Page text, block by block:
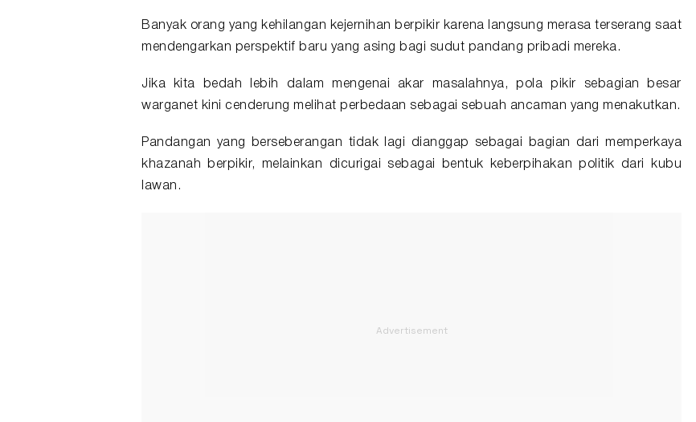
Banyak orang yang kehilangan kejernihan berpikir karena langsung merasa terserang saat
mendengarkan perspektif baru yang asing bagi sudut pandang pribadi mereka.
Jika kita bedah lebih dalam mengenai akar masalahnya, pola pikir sebagian besar
warganet kini cenderung melihat perbedaan sebagai sebuah ancaman yang menakutkan.
Pandangan yang berseberangan tidak lagi dianggap sebagai bagian dari memperkaya
khazanah berpikir, melainkan dicurigai sebagai bentuk keberpihakan politik dari kubu
lawan.